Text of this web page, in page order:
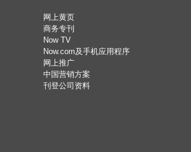
网上黄页
商务专刊
Now TV
Now.com及手机应用程序
网上推广
中国营销方案
刊登公司资料